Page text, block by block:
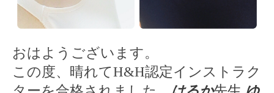
おはようございます。
この度、晴れてH&H認定インストラク